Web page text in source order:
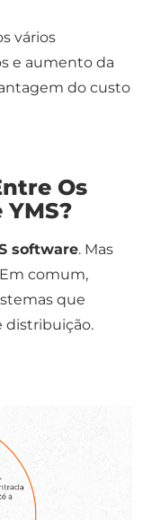
vários
e aumento da
do custo
Os
YMS?
software. Mas
Em comum,
que
distribuição.